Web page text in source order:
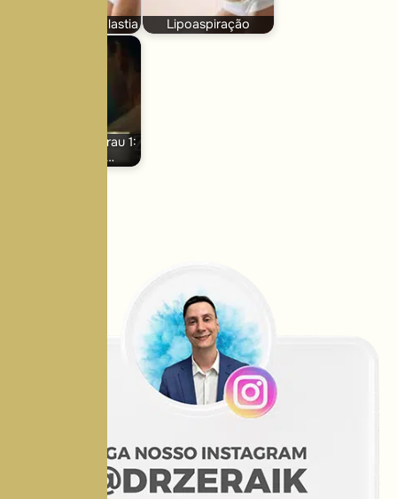
Mini abdominoplastia Lipoaspiração
Ginecomastia grau 1:
saiba como…